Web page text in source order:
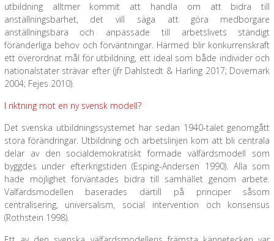
utbildning alltmer kommit att handla om att bidra till
anställningsbarhet, det vill säga att göra medborgare
anställningsbara och anpassade till arbetslivets ständigt
föränderliga behov och förväntningar. Härmed blir konkurrenskraft
ett överordnat mål för utbildning, ett ideal som både individer och
nationalstater strävar efter (jfr Dahlstedt & Harling 2017; Dovemark
2004; Fejes 2010).
I riktning mot en ny svensk modell?
Det svenska utbildningssystemet har sedan 1940-talet genomgått
stora förändringar. Utbildning och arbetslinjen kom att bli centrala
delar av den socialdemokratiskt formade välfärdsmodell som
byggdes under efterkrigstiden (Esping-Andersen 1990). Alla som
hade möjlighet förväntades bidra till samhället genom arbete.
Välfärdsmodellen baserades därtill på principer såsom
centralisering, universalism, social intervention och konsensus
(Rothstein 1998).